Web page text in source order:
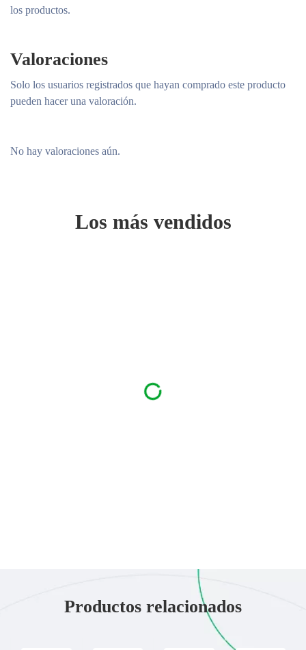
los productos.
Valoraciones
No hay valoraciones aún.
Solo los usuarios registrados que hayan comprado este producto
pueden hacer una valoración.
Los más vendidos
Productos relacionados